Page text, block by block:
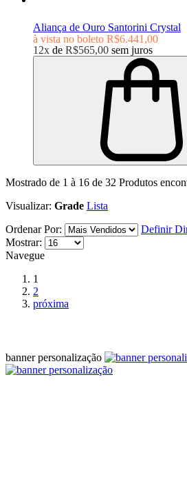
Aliança de Ouro Santorini Crystal
à vista no boleto R$6.441,00
12x de R$565,00 sem juros
Mostrado de 1 à 16 de 32 Produtos
Visualizar: Grade Lista
Ordenar Por:
Definir
Mostrar:
Navegue
1
2
próxima
banner personalização